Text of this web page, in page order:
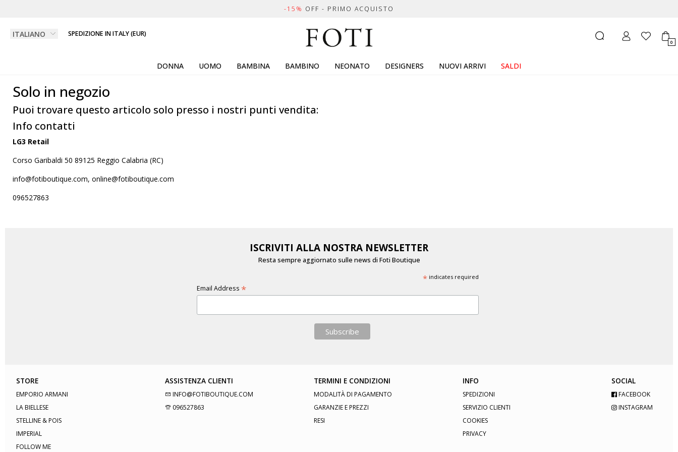
-15% OFF - PRIMO ACQUISTO
SPEDIZIONE IN ITALY (EUR)
0
DONNA UOMO BAMBINA BAMBINO NEONATO DESIGNERS NUOVI ARRIVI SALDI
Solo in negozio
Puoi trovare questo articolo solo presso i nostri punti vendita:
Info contatti
LG3 Retail
Corso Garibaldi 50 89125 Reggio Calabria (RC)
info@fotiboutique.com, online@fotiboutique.com
096527863
ISCRIVITI ALLA NOSTRA NEWSLETTER
Resta sempre aggiornato sulle news di Foti Boutique
*indicates required
Email Address *
STORE
EMPORIO ARMANI
LA BIELLESE
STELLINE & POIS
IMPERIAL
FOLLOW ME
ASSISTENZA CLIENTI
INFO@FOTIBOUTIQUE.COM
096527863
TERMINI E CONDIZIONI
MODALITÀ DI PAGAMENTO
GARANZIE E PREZZI
RESI
INFO
SPEDIZIONI
SERVIZIO CLIENTI
COOKIES
PRIVACY
SOCIAL
FACEBOOK
INSTAGRAM